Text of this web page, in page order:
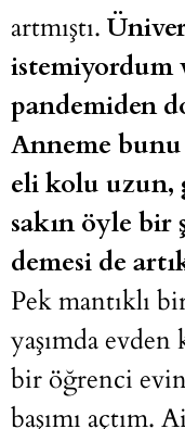
artmıştı.
istemiyordum
pandemiden
Anneme bunu
eli kolu uzun,
sakın öyle bir
demesi de
Pek mantıklı
yaşımda evden
bir öğrenci
başımı açtım.